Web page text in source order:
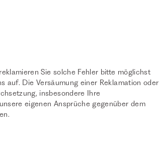
Sie solche Fehler bitte möglichst
auf. Die Versäumung einer Reklamation oder
insbesondere Ihre
eigenen Ansprüche gegenüber dem